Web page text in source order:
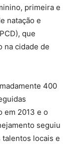
primeira e
natação e
que
na cidade de
400
em 2013 e o
seguiu
talentos locais e